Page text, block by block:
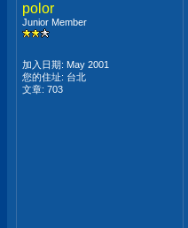
polor
Junior Member
加入日期: May 2001
您的住址: 台北
文章: 703